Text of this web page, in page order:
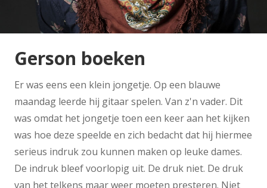
Gerson boeken
Er was eens een klein jongetje. Op een blauwe
maandag leerde hij gitaar spelen. Van z'n vader. Dit
was omdat het jongetje toen een keer aan het kijken
was hoe deze speelde en zich bedacht dat hij hiermee
serieus indruk zou kunnen maken op leuke dames.
De indruk bleef voorlopig uit. De druk niet. De druk
van het telkens maar weer moeten presteren. Niet